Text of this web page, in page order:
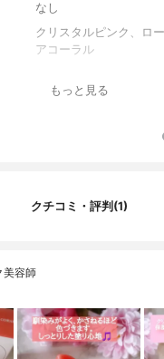
なし
クリスタルピンク、ロ
アコーラル
不明
もっと見る
クチコミ・評判(1)
美容師